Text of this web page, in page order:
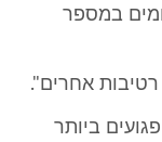
במספר
אחרים".
פגועים ביותר